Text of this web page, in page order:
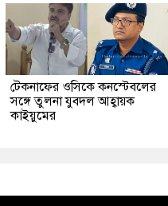
টেকনাফের ওসিকে কনস্টেবলের
সঙ্গে তুলনা যুবদল আহ্বায়ক
কাইয়ুমের